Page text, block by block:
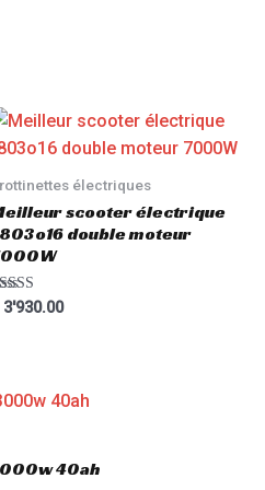
électriques
scooter électrique
double moteur
3'930.00
40ah